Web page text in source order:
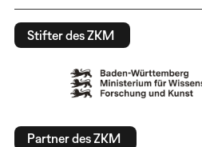
Stifter des ZKM
Partner des ZKM